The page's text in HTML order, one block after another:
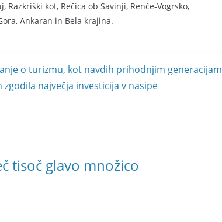
kot, Rečica ob Savinji,​​ Renče-Vogrsko,​​​​
Ankaran in Bela krajina.
o turizmu, kot navdih prihodnjim generacijam
največja investicija v nasipe
tisoč glavo množico